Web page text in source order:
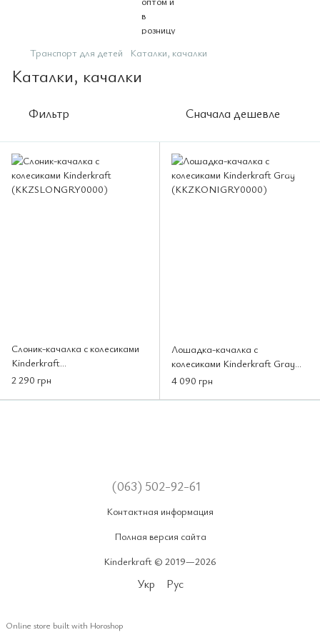
Транспорт для детей Каталки, качалки
Каталки, качалки
Фильтр Сначала дешевле
Слоник-качалка с колесиками
Kinderkraft
(KKZSLONGRY0000)
2 290 грн
Лошадка-качалка с
колесиками Kinderkraft Gray
(KKZKONIGRY0000)
4 090 грн
(063) 502-92-61
Контактная информация
Полная версия сайта
Kinderkraft © 2019—2026
Укр Рус
Online store built with Horoshop